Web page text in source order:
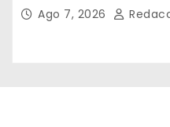
Ago 7, 2026